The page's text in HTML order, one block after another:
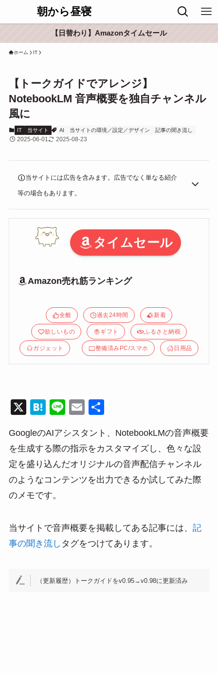
朝から昼寝
【日替わり】Amazonタイムセール
ホーム IT
【トークガイドでアレンジ】
NotebookLM 音声概要を独自チャンネル
風に
IT 当サイト AI 当サイトの環境／設定／デザイン 記事の聞き流し
2025-06-01 2025-08-23
当サイトには広告を含みます。広告でなく単なる紹介
等の場合もあります。
タイムセール
Amazon売れ筋ランキング
全般 過去24時間 新着
欲しいもの ギフト ふるさと納税
ガジェット 整備済みPC/スマホ 日用品
X
H
e
n
a
Li
e
E
ail
GoogleのAIアシスタント、NotebookLMの音声概要
を生成する際の指示をカスタマイズし、色々な設
定を盛り込んだオリジナルの音声配信チャンネル
のようなコンテンツを出力できるか試してみた際
のメモです。
当サイトで音声概要を掲載してある記事には、 記
事の聞き流し タグをつけてあります。
（更新履歴）トークガイドをv0.95→v0.98に更新済み